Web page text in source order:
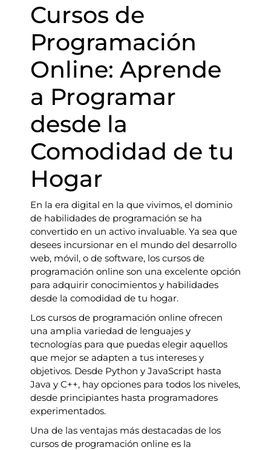
Cursos de
Programación
Online: Aprende
a Programar
desde la
Comodidad de tu
Hogar
En la era digital en la que vivimos, el dominio
de habilidades de programación se ha
convertido en un activo invaluable. Ya sea que
desees incursionar en el mundo del desarrollo
web, móvil, o de software, los cursos de
programación online son una excelente opción
para adquirir conocimientos y habilidades
desde la comodidad de tu hogar.
Los cursos de programación online ofrecen
una amplia variedad de lenguajes y
tecnologías para que puedas elegir aquellos
que mejor se adapten a tus intereses y
objetivos. Desde Python y JavaScript hasta
Java y C++, hay opciones para todos los niveles,
desde principiantes hasta programadores
experimentados.
Una de las ventajas más destacadas de los
cursos de programación online es la